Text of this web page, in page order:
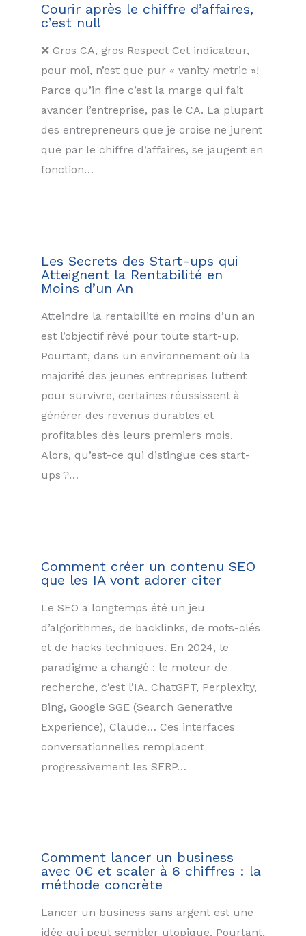
Courir après le chiffre d’affaires,
c’est nul!
❌ Gros CA, gros Respect Cet indicateur,
pour moi, n’est que pur « vanity metric »!
Parce qu’in fine c’est la marge qui fait
avancer l’entreprise, pas le CA. La plupart
des entrepreneurs que je croise ne jurent
que par le chiffre d’affaires, se jaugent en
fonction…
Les Secrets des Start-ups qui
Atteignent la Rentabilité en
Moins d’un An
Atteindre la rentabilité en moins d’un an
est l’objectif rêvé pour toute start-up.
Pourtant, dans un environnement où la
majorité des jeunes entreprises luttent
pour survivre, certaines réussissent à
générer des revenus durables et
profitables dès leurs premiers mois.
Alors, qu’est-ce qui distingue ces start-
ups ?…
Comment créer un contenu SEO
que les IA vont adorer citer
Le SEO a longtemps été un jeu
d’algorithmes, de backlinks, de mots-clés
et de hacks techniques. En 2024, le
paradigme a changé : le moteur de
recherche, c’est l’IA. ChatGPT, Perplexity,
Bing, Google SGE (Search Generative
Experience), Claude… Ces interfaces
conversationnelles remplacent
progressivement les SERP…
Comment lancer un business
avec 0€ et scaler à 6 chiffres : la
méthode concrète
Lancer un business sans argent est une
idée qui peut sembler utopique. Pourtant,